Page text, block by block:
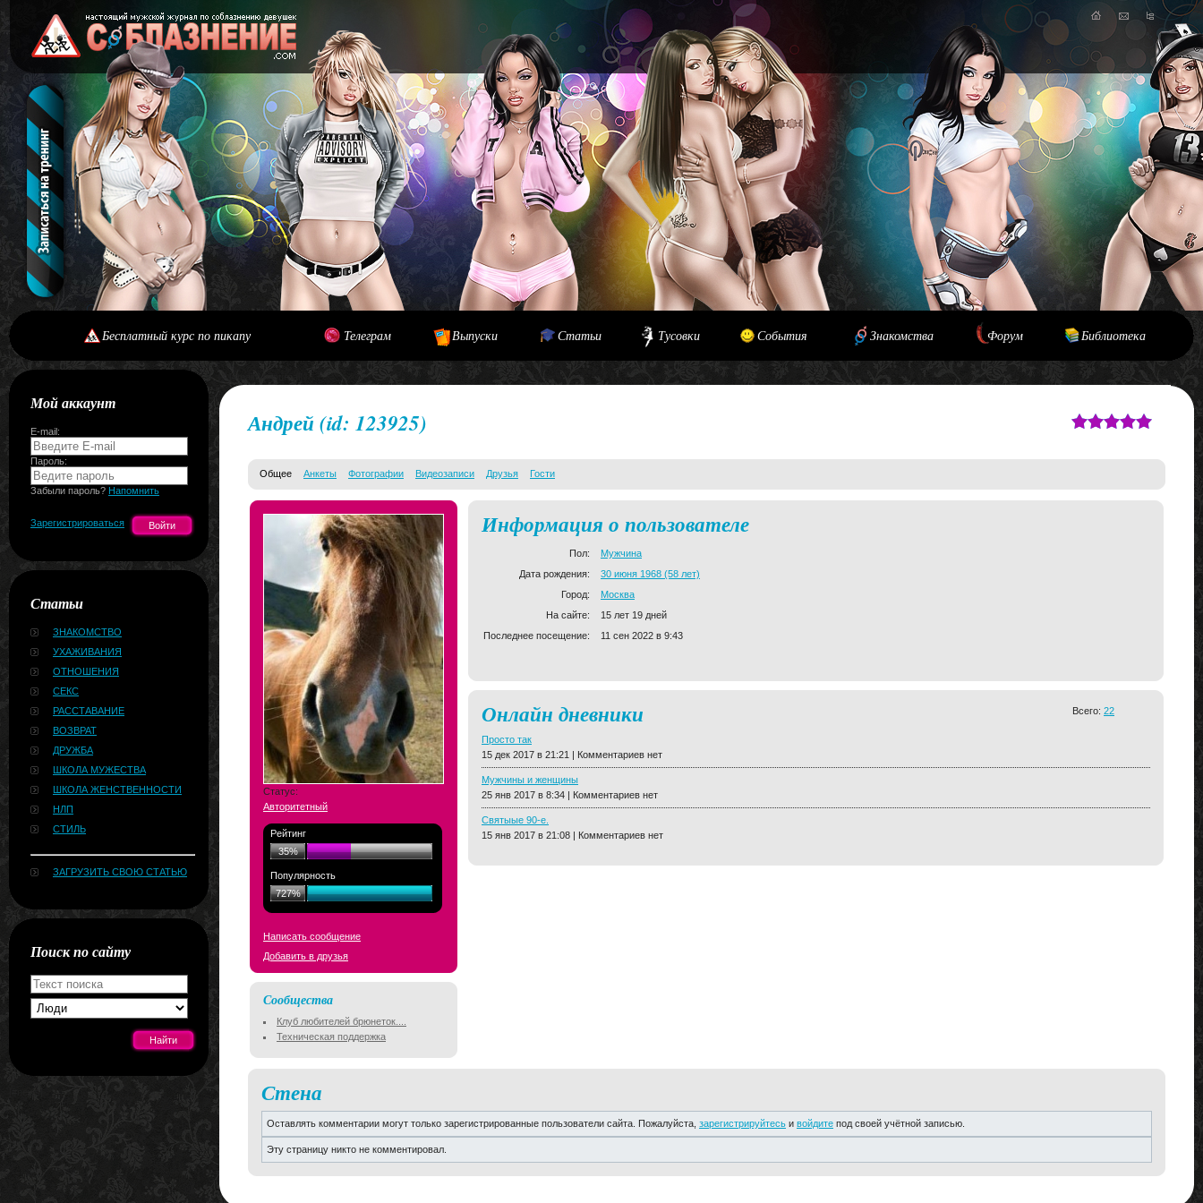
Бесплатный курс по пикапу Телеграм Выпуски Статьи Тусовки События Знакомства Форум Библиотека
Мой аккаунт
E-mail:
Пароль:
Забыли пароль? Напомнить
Зарегистрироваться
Статьи
ЗНАКОМСТВО
УХАЖИВАНИЯ
ОТНОШЕНИЯ
СЕКС
РАССТАВАНИЕ
ВОЗВРАТ
ДРУЖБА
ШКОЛА МУЖЕСТВА
ШКОЛА ЖЕНСТВЕННОСТИ
НЛП
СТИЛЬ
ЗАГРУЗИТЬ СВОЮ СТАТЬЮ
Поиск по сайту
Андрей (id: 123925)
Общее Анкеты Фотографии Видеозаписи Друзья Гости
Статус:
Авторитетный
Рейтинг
35%
Популярность
727%
Написать сообщение
Добавить в друзья
Сообщества
Клуб любителей брюнеток....
Техническая поддержка
Информация о пользователе
Пол:
Мужчина
Дата рождения:
30 июня 1968 (58 лет)
Город:
Москва
На сайте:
15 лет 19 дней
Последнее посещение:
11 сен 2022 в 9:43
Всего: 22
Онлайн дневники
Просто так
15 дек 2017 в 21:21 | Комментариев нет
Мужчины и женщины
25 янв 2017 в 8:34 | Комментариев нет
Святыые 90-е.
15 янв 2017 в 21:08 | Комментариев нет
Стена
Оставлять комментарии могут только зарегистрированные пользователи сайта. Пожалуйста, зарегистрируйтесь и войдите под своей учётной записью.
Эту страницу никто не комментировал.